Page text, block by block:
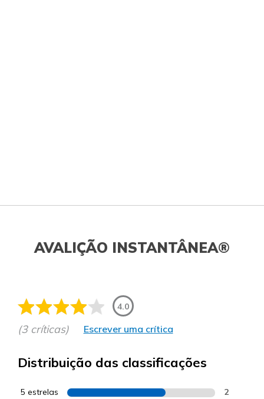
AVALIÇÃO INSTANTÂNEA®
4.0
(3 críticas) Escrever uma crítica
Distribuição das classificações
5 estrelas 2